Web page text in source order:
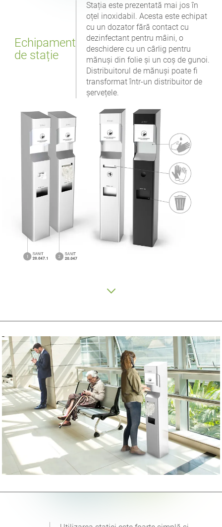
Echipament
de stație
Stația este prezentată mai jos în
oțel inoxidabil. Acesta este echipat
cu un dozator fără contact cu
dezinfectant pentru mâini, o
deschidere cu un cârlig pentru
mănuși din folie și un coș de gunoi.
Distribuitorul de mănuși poate fi
transformat într-un distribuitor de
șervețele.